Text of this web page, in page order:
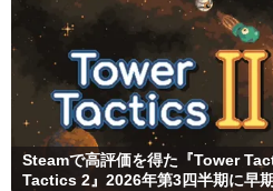
Steamで高評価を得た『Tower
Tactics 2』2026年第3四半期に早